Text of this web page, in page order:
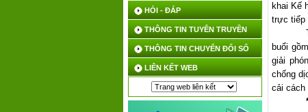
HỎI - ĐÁP
THÔNG TIN TUYÊN TRUYỀN
THÔNG TIN CHUYỂN ĐỔI SỐ
LIÊN KẾT WEB
khai Kế
trực tiếp
buổi
giải
chống
cải cách